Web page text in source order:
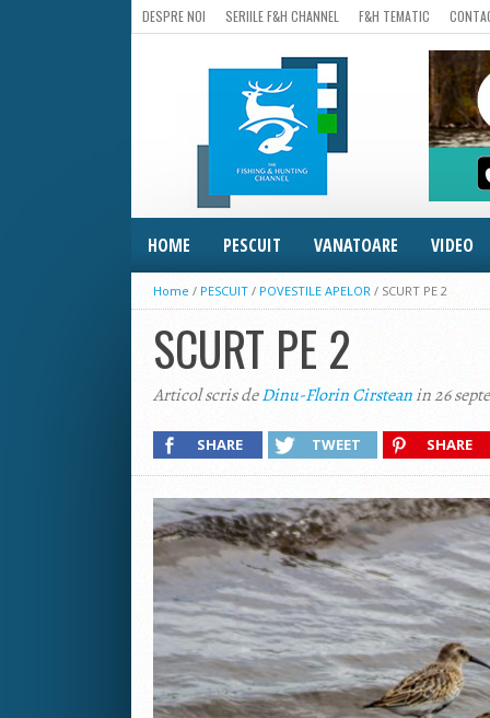
DESPRE NOI SERIILE F&H CHANNEL F&H TEMATIC
HOME PESCUIT VANATOARE VIDEO
Home / PESCUIT / POVESTILE APELOR / SCURT PE 2
SCURT PE 2
Articol scris deDinu-Florin Cirsteanin 26
SHARE TWEET SHARE